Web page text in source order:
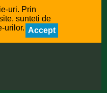
uri. Prin
sunteti de
urilor. Accept